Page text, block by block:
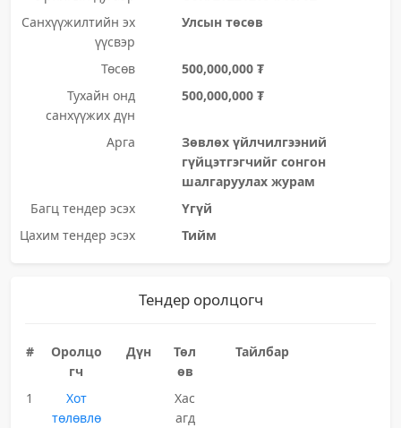
Санхүүжилтийн эх
үүсвэр
Улсын төсөв
Төсөв
500,000,000 ₮
Тухайн онд
санхүүжих дүн
500,000,000 ₮
Арга
Зөвлөх үйлчилгээний
гүйцэтгэгчийг сонгон
шалгаруулах журам
Багц тендер эсэх
Үгүй
Цахим тендер эсэх
Тийм
Тендер оролцогч
#
Оролцо
гч
Дүн
Төл
өв
Тайлбар
1
Хот
төлөвлө
Хас
агд